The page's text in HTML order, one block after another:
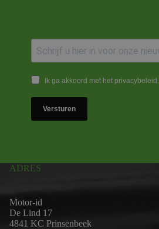
Ik ga akkoord met het privacybeleid.
Versturen
ADRES
Motor-id
De Lind 17
4841 KC Prinsenbeek